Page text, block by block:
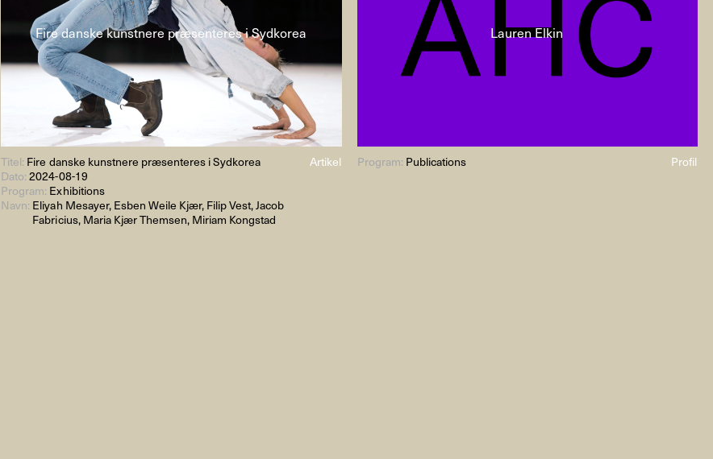
Fire danske kunstnere præsenteres i Sydkorea
Artikel
Titel: Fire danske kunstnere præsenteres i Sydkorea
Dato:2024-08-19
Program: Exhibitions
Navn: Eliyah Mesayer, Esben Weile Kjær, Filip Vest, Jacob
Fabricius, Maria Kjær Themsen, Miriam Kongstad
Lauren Elkin
Profil
Program: Publications